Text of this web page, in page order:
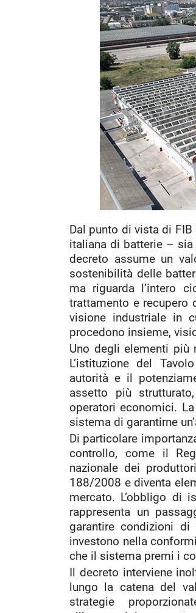
Dal punto di vista di
italiana di batterie –
decreto assume un
sostenibilità delle
ma riguarda l’intero
trattamento e recupero
visione industriale in
procedono insieme,
Uno degli elementi più
L’istituzione del
autorità e il
assetto più
operatori economici.
sistema di garantirne
Di particolare
controllo, come il
nazionale dei
188/2008 e diventa
mercato. L’obbligo di
rappresenta un
garantire condizioni
investono nella
che il sistema premi i
Il decreto interviene
lungo la catena del
strategie